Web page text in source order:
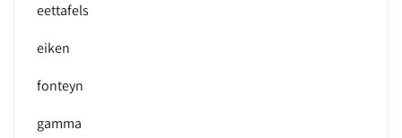
eettafels
eiken
fonteyn
gamma